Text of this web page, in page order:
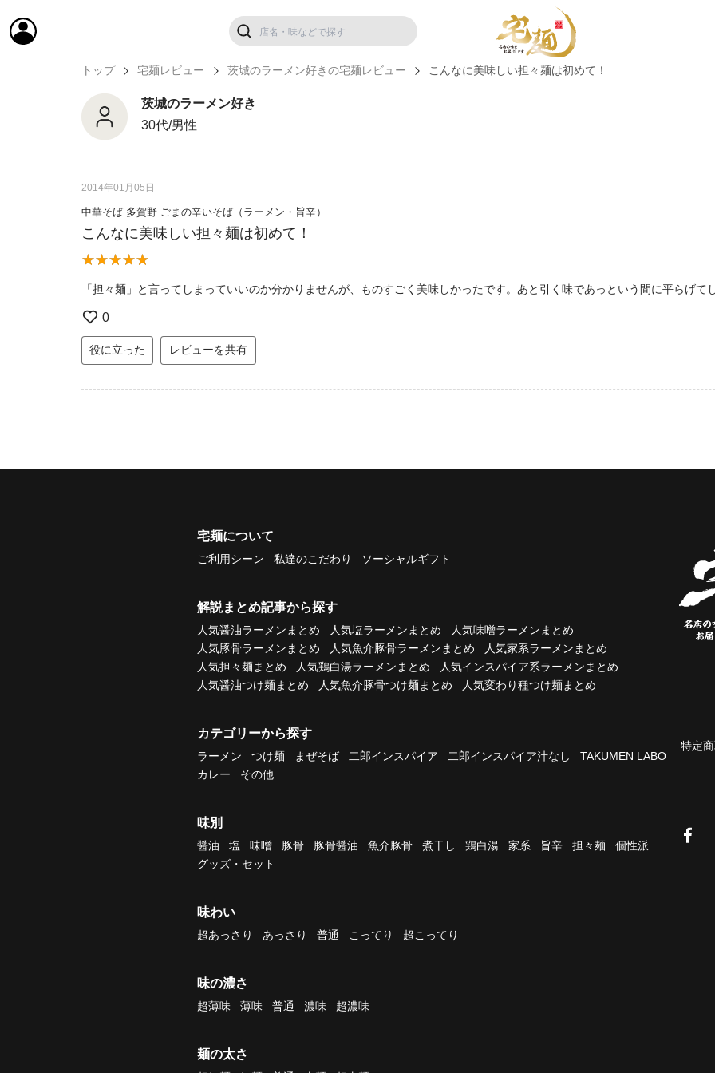
トップ 宅麺レビュー 茨城のラーメン好きの宅麺レビュー こんなに美味しい担々麺は初めて！
茨城のラーメン好き
30代/男性
2014年01月05日
中華そば 多賀野 ごまの辛いそば（ラーメン・旨辛）
こんなに美味しい担々麺は初めて！
「担々麺」と言ってしまっていいのか分かりませんが、ものすごく美味しかったです。あと引く味であっという間に平らげて
0
役に立った レビューを共有
宅麺について
ご利用シーン 私達のこだわり ソーシャルギフト
解説まとめ記事から探す
人気醤油ラーメンまとめ 人気塩ラーメンまとめ
人気味噌ラーメンまとめ
人気豚骨ラーメンまとめ
人気魚介豚骨ラーメンまとめ
人気家系ラーメンまとめ
人気担々麺まとめ
人気鶏白湯ラーメンまとめ
人気インスパイア系ラーメンまとめ
人気醤油つけ麺まとめ
人気魚介豚骨つけ麺まとめ 人気変わり種つけ麺まとめ
カテゴリーから探す
ラーメン つけ麺 まぜそば 二郎インスパイア 二郎インスパイア汁なし
TAKUMEN LABO
カレー
その他
味別
醤油 塩 味噌 豚骨 豚骨醤油 魚介豚骨 煮干し 鶏白湯 家系 旨辛 担々麺
個性派
グッズ・セット
味わい
超あっさり あっさり 普通 こってり 超こってり
味の濃さ
超薄味 薄味 普通 濃味 超濃味
麺の太さ
特定